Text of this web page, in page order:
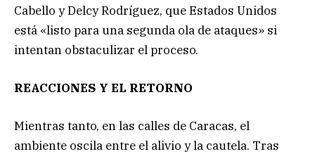
Cabello y Delcy Rodríguez, que Estados Unidos
está «listo para una segunda ola de ataques» si
intentan obstaculizar el proceso.
REACCIONES Y EL RETORNO
Mientras tanto, en las calles de Caracas, el
ambiente oscila entre el alivio y la cautela. Tras